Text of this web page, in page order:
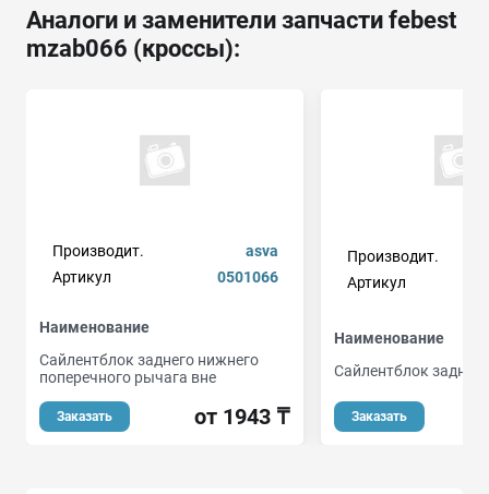
Аналоги и заменители запчасти febest
mzab066 (кроссы):
Производит.
asva
Артикул
0501066
Наименование
Сайлентблок заднего нижнего
поперечного рычага вне
Заказать от 1943 ₸
Производит.
Артикул
Наименование
Сайлентблок задней
Заказать